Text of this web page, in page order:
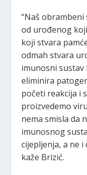
“Naš obrambeni
od urođenog
koji stvara
odmah stvara
imunosni
eliminira
početi reakcija i
proizvedemo
nema smisla da
imunosnog
cijepljenja, a ne
kaže Brizić.